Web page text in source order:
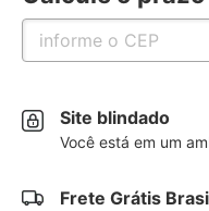
Site blindado
Você está em um
Frete Grátis